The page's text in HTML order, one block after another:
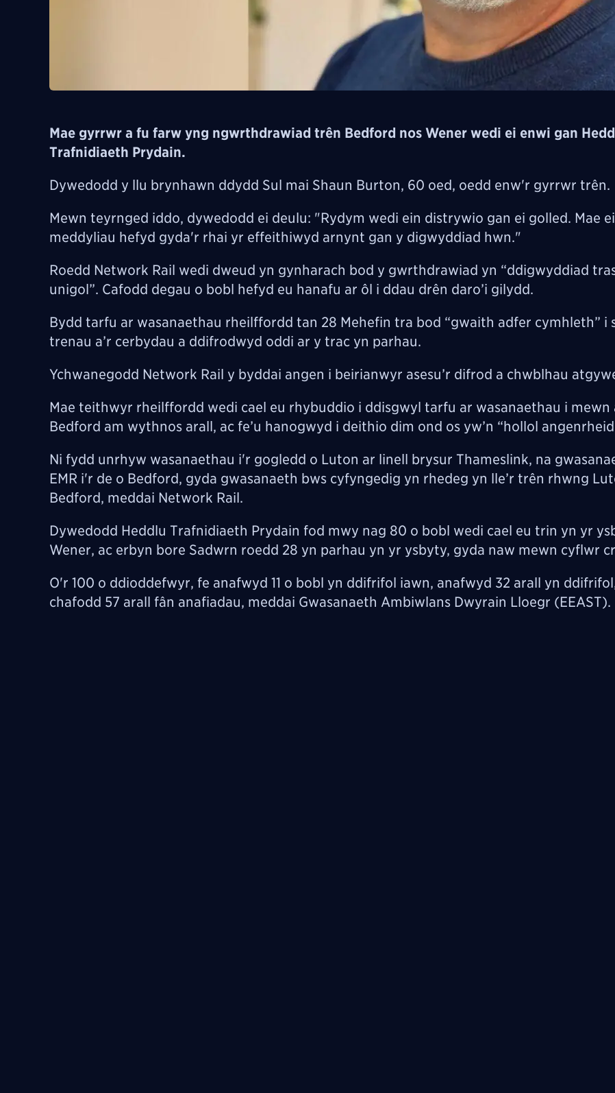
Mae gyrrwr a fu farw yng ngwrthdrawiad trên Bedford nos Wener wedi ei enwi gan
Trafnidiaeth Prydain.
Dywedodd y llu brynhawn ddydd Sul mai Shaun Burton, 60 oed, oedd enw'r gyrrwr trên.
Mewn teyrnged iddo, dywedodd ei deulu: "Rydym wedi ein distrywio gan ei golled. Mae
meddyliau hefyd gyda'r rhai yr effeithiwyd arnynt gan y digwyddiad hwn."
Roedd Network Rail wedi dweud yn gynharach bod y gwrthdrawiad yn “ddigwyddiad
unigol”. Cafodd degau o bobl hefyd eu hanafu ar ôl i ddau drên daro’i gilydd.
Bydd tarfu ar wasanaethau rheilffordd tan 28 Mehefin tra bod “gwaith adfer cymhleth” i
trenau a’r cerbydau a ddifrodwyd oddi ar y trac yn parhau.
Ychwanegodd Network Rail y byddai angen i beirianwyr asesu’r difrod a chwblhau
Mae teithwyr rheilffordd wedi cael eu rhybuddio i ddisgwyl tarfu ar wasanaethau i mewn
Bedford am wythnos arall, ac fe’u hanogwyd i deithio dim ond os yw’n “hollol
Ni fydd unrhyw wasanaethau i'r gogledd o Luton ar linell brysur Thameslink, na
EMR i'r de o Bedford, gyda gwasanaeth bws cyfyngedig yn rhedeg yn lle’r trên rhwng
Bedford, meddai Network Rail.
Dywedodd Heddlu Trafnidiaeth Prydain fod mwy nag 80 o bobl wedi cael eu trin yn yr
Wener, ac erbyn bore Sadwrn roedd 28 yn parhau yn yr ysbyty, gyda naw mewn cyflwr
O'r 100 o ddioddefwyr, fe anafwyd 11 o bobl yn ddifrifol iawn, anafwyd 32 arall yn
chafodd 57 arall fân anafiadau, meddai Gwasanaeth Ambiwlans Dwyrain Lloegr (EEAST).